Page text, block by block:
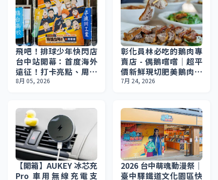
飛吧！排球少年快閃店
台中站開幕：首度海外
遠征！打卡亮點、周邊
商品與聯名優惠懶人
8月 05, 2026
彰化員林必吃的鵝肉專
賣店 - 偶鵝嚐嚐｜超平
價新鮮現切肥美鵝肉，
百元鵝肉便當，員林在
7月 24, 2026
【開箱】AUKEY 冰芯充
Pro 車用無線充電支
2026 台中萌魂動漫祭｜
臺中驛鐵道文化園區快